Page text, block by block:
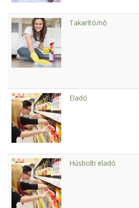
Takarító/nõ
Eladó
Húsbolti eladó